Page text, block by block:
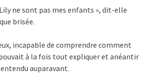
ne sont pas mes enfants », dit-elle
brisée.
incapable de comprendre comment
à la fois tout expliquer et anéantir
auparavant.